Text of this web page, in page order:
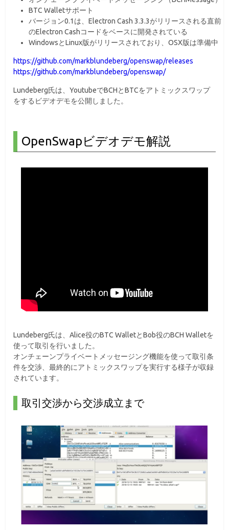
BTC Walletサポート
バージョン0.1は、Electron Cash 3.3.3がリリースされる直前
のElectron Cashコードをベースに開発されている
WindowsとLinux版がリリースされており、OSX版は準備中
https://github.com/markblundeberg/openswap/releases
https://github.com/markblundeberg/openswap/
Lundeberg氏は、YoutubeでBCHとBTCをアトミックスワップ
をするビデオデモを公開しました。
OpenSwapビデオデモ解説
Lundeberg氏は、Alice役のBTC WalletとBob役のBCH Walletを
使って取引を行いました。
オンチェーンプライベートメッセージング機能を使って取引条
件を交渉、最終的にアトミックスワップを実行する様子が収録
されています。
取引交渉から交渉成立まで